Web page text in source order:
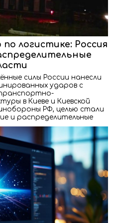
логистике: Россия
силы России нанесли
ударов с
в Киеве и Киевской
РФ, целью стали
и распределительные